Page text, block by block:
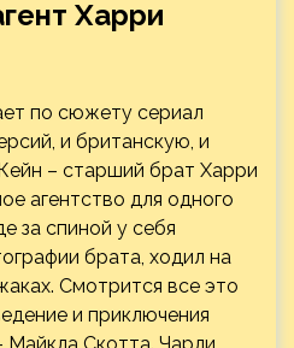
Харри
по сюжету сериал
и британскую, и
– старший брат Харри
агентство для одного
за спиной у себя
брата, ходил на
Смотрится все это
и приключения